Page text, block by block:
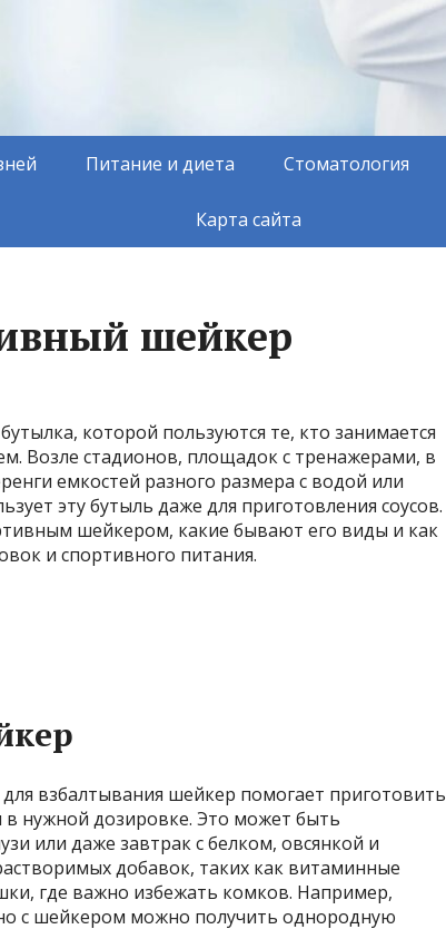
Питание и диета Стоматология
Карта сайта
шейкер
которой пользуются те, кто занимается
Возле стадионов, площадок с тренажерами, в
емкостей разного размера с водой или
эту бутыль даже для приготовления соусов.
шейкером, какие бывают его виды и как
и спортивного питания.
взбалтывания шейкер помогает приготовить
нужной дозировке. Это может быть
или даже завтрак с белком, овсянкой и
добавок, таких как витаминные
где важно избежать комков. Например,
с шейкером можно получить однородную